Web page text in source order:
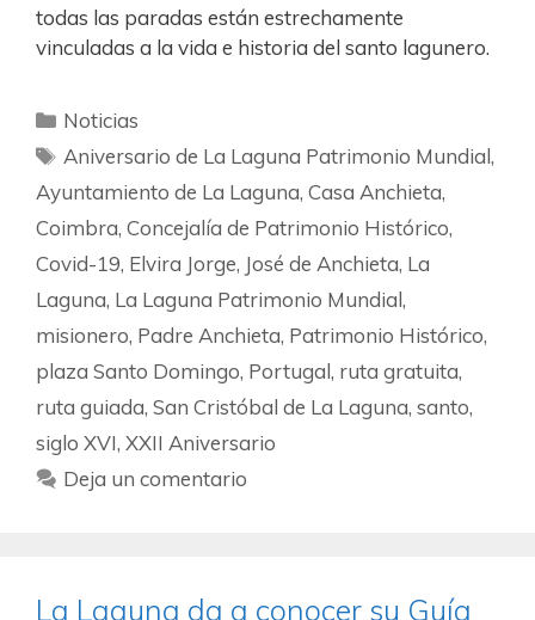
todas las paradas están estrechamente
vinculadas a la vida e historia del santo lagunero.
Noticias
Aniversario de La Laguna Patrimonio Mundial,
Ayuntamiento de La Laguna, Casa Anchieta,
Coimbra, Concejalía de Patrimonio Histórico,
Covid-19, Elvira Jorge, José de Anchieta, La
Laguna, La Laguna Patrimonio Mundial,
misionero, Padre Anchieta, Patrimonio Histórico,
plaza Santo Domingo, Portugal, ruta gratuita,
ruta guiada, San Cristóbal de La Laguna, santo,
siglo XVI, XXII Aniversario
Deja un comentario
La Laguna da a conocer su Guía